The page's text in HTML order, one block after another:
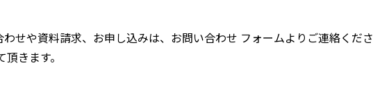
せや資料請求、お申し込みは、お問い合わせ フォームよりご連絡くださ
きます。